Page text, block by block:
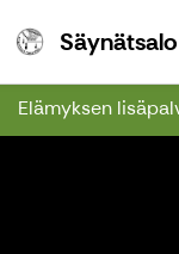
Elämyksen